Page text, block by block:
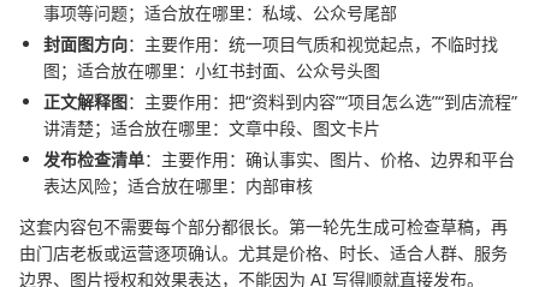
事项等问题；适合放在哪里：私域、公众号尾部
封面图方向：主要作用：统一项目气质和视觉起点，不临时找
图；适合放在哪里：小红书封面、公众号头图
正文解释图：主要作用：把“资料到内容”“项目怎么选”“到店流程”
讲清楚；适合放在哪里：文章中段、图文卡片
发布检查清单：主要作用：确认事实、图片、价格、边界和平台
表达风险；适合放在哪里：内部审核
这套内容包不需要每个部分都很长。第一轮先生成可检查草稿，再
由门店老板或运营逐项确认。尤其是价格、时长、适合人群、服务
边界、图片授权和效果表达，不能因为 AI 写得顺就直接发布。